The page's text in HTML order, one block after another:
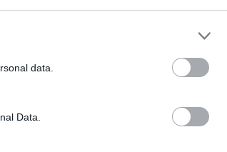
data.
Data.
le nostre parole e decisioni
con il quale possano
tipo di morte che è il
a spese pubbliche e con
loro memoria.